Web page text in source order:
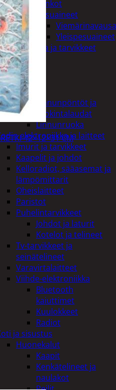
Sankot
Pesuaineet
Yleispesuaineet
ja tarvikkeet
Jyrsijät
Kissat
Koirat
Linnut
Linnunpöntöt ja
ruokintalaudat
Linnunruoka
elektroniikka ja laitteet
Imurit ja tarvikkeet
Kaapelit ja johdot
Kelloradiot, sääasemat ja
lämpömittarit
Oheislaitteet
Paristot
Puhelintarvikkeet
Johdot ja laturit
Kotelot ja telineet
Tv-tarvikkeet ja
seinätelineet
Varavirtalaitteet
Viihde-elektroniikka
Bluetooth
kaiuttimet
Kuulokkeet
Radiot
ja sisustus
Huonekalut
Kaapit
Kenkätelineet ja
naulakot
42×12×31 CM